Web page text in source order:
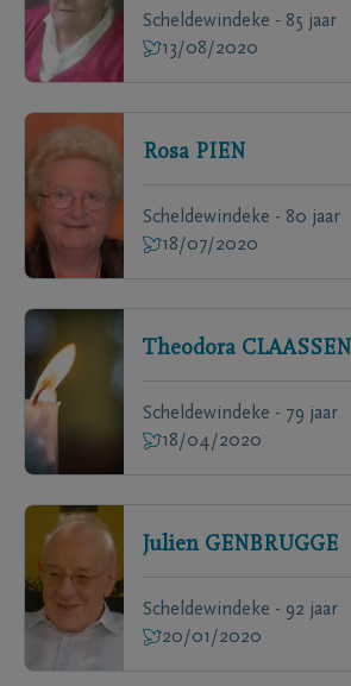
Scheldewindeke - 85 jaar
13/08/2020
Rosa PIEN
Scheldewindeke - 80 jaar
18/07/2020
Theodora CLAASSEN
Scheldewindeke - 79 jaar
18/04/2020
Julien GENBRUGGE
Scheldewindeke - 92 jaar
20/01/2020